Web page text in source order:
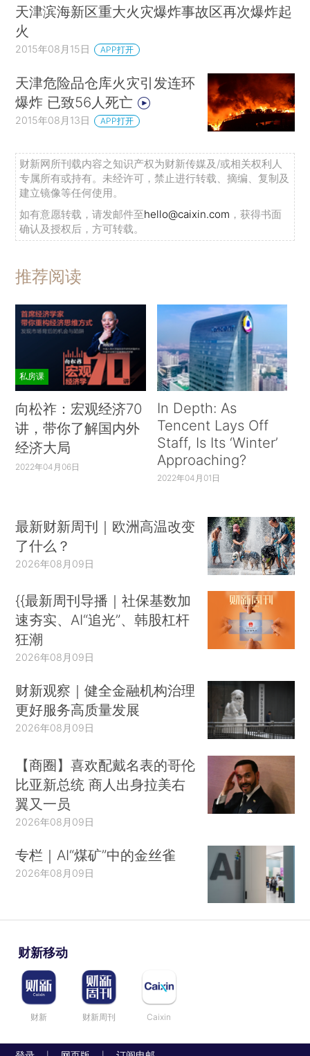
天津滨海新区重大火灾爆炸事故区再次爆炸起
火
2015年08月15日 APP打开
天津危险品仓库火灾引发连环
爆炸 已致56人死亡
2015年08月13日 APP打开
财新网所刊载内容之知识产权为财新传媒及/或相关权利人
专属所有或持有。未经许可，禁止进行转载、摘编、复制及
建立镜像等任何使用。
如有意愿转载，请发邮件至hello@caixin.com ，获得书面
确认及授权后，方可转载。
推荐阅读
私房课
向松祚：宏观经济70
讲，带你了解国内外
经济大局
2022年04月06日
In Depth: As
Tencent Lays Off
Staff, Is Its ‘Winter’
Approaching?
2022年04月01日
最新财新周刊｜欧洲高温改变
了什么？
2026年08月09日
{{最新周刊导播｜社保基数加
速夯实、AI“追光”、韩股杠杆
狂潮
2026年08月09日
财新观察｜健全金融机构治理
更好服务高质量发展
2026年08月09日
【商圈】喜欢配戴名表的哥伦
比亚新总统 商人出身拉美右
翼又一员
2026年08月09日
专栏｜AI“煤矿”中的金丝雀
2026年08月09日
财新移动
财新 财新周刊 Caixin